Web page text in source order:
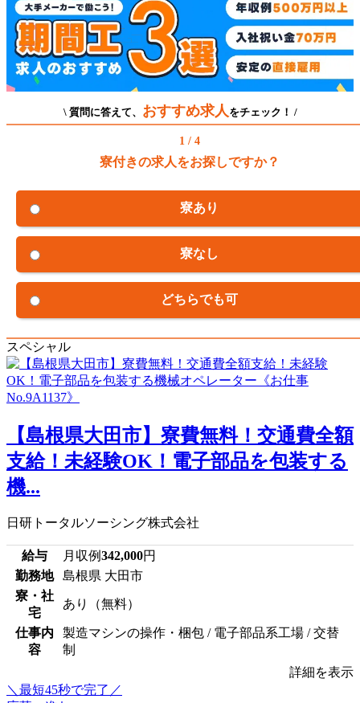
\ 質問に答えて、 おすすめ求人 をチェック！ /
1 / 4
寮付きの求人をお探しですか？
寮あり
寮なし
どちらでも可
スペシャル
【島根県大田市】寮費無料！交通費全額
支給！未経験OK！電子部品を包装する
機...
日研トータルソーシング株式会社
給与 月収例342,000円
勤務地
島根県 大田市
寮・社
宅
あり（無料）
仕事内
容
製造マシンの操作・梱包 / 電子部品系工場 / 交替
制
詳細を表示
＼最短45秒で完了／